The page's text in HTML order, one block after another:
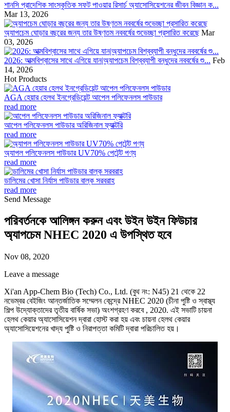
শানসি প্রাদেশিক সাংস্কৃতিক সফট পাওয়ার রিসার্চ অ্যাসোসিয়েশনের জীবন বিজ্ঞান ক...
Mar 13, 2026
অ্যাপচেম ঘোড়ার বছরের জন্য তার উষ্ণতম নববর্ষের শুভেচ্ছা প্রসারিত করেছে Mar
03, 2026
2026: আত্মবিশ্বাসের সাথে এগিয়ে যান|অ্যাপচেম বিশ্বব্যাপী বন্ধুদের নববর্ষের শু... Feb
14, 2026
Hot Products
AGA হেয়ার হেলথ ইনগ্রেডিয়েন্ট আপেল পলিফেনলস পাউডার
read more
আপেল পলিফেনলস পাউডার অরিজিনাল ফ্যাক্টরি
read more
অ্যাপল পলিফেনলস পাউডার UV70% পেটেন্ট পণ্য
read more
ডালিমের খোসা নির্যাস পাউডার বাল্ক সরবরাহ
read more
Send Message
পরিবর্তনকে আলিঙ্গন করুন এবং উইন উইন ফিউচার
অ্যাপচেম NHEC 2020 এ উপস্থিত হবে
Nov 08, 2020
Leave a message
Xi'an App-Chem Bio (Tech) Co., Ltd. (বুথ নং: N45) 21 থেকে 22
নভেম্বর বেইজিং আন্তর্জাতিক সম্মেলন কেন্দ্রে NHEC 2020 (চীনা পুষ্টি ও স্বাস্থ্য
শিল্প উদ্যোক্তাদের তৃতীয় বার্ষিক সভা) অংশগ্রহণ করবে , 2020. এই সভাটি চায়না
হেলথ কেয়ার অ্যাসোসিয়েশন দ্বারা হোস্ট করা হয় এবং চায়না হেলথ কেয়ার
অ্যাসোসিয়েশনের খাদ্য পুষ্টি ও নিরাপত্তা কমিটি দ্বারা পরিচালিত হয়।